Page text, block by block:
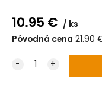
10.95 €
ks
Pôvodná cena 21.90